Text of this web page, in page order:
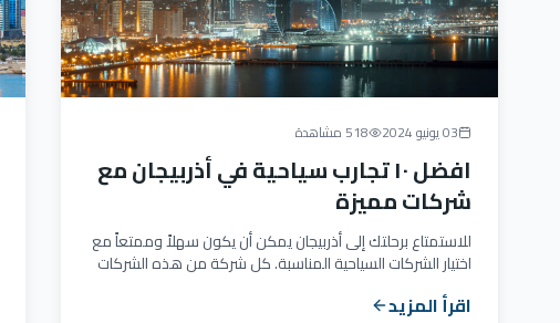
03 يونيو 2024 518 مشاهدة
افضل ١٠ تجارب سياحية في أذربيجان مع
شركات مميزة
للاستمتاع برحلتك إلى أذربيجان يمكن أن يكون سهلاً وممتعاً مع
اختيار الشركات السياحية المناسبة. كل شركة من هذه الشركات
اقرأ المزيد